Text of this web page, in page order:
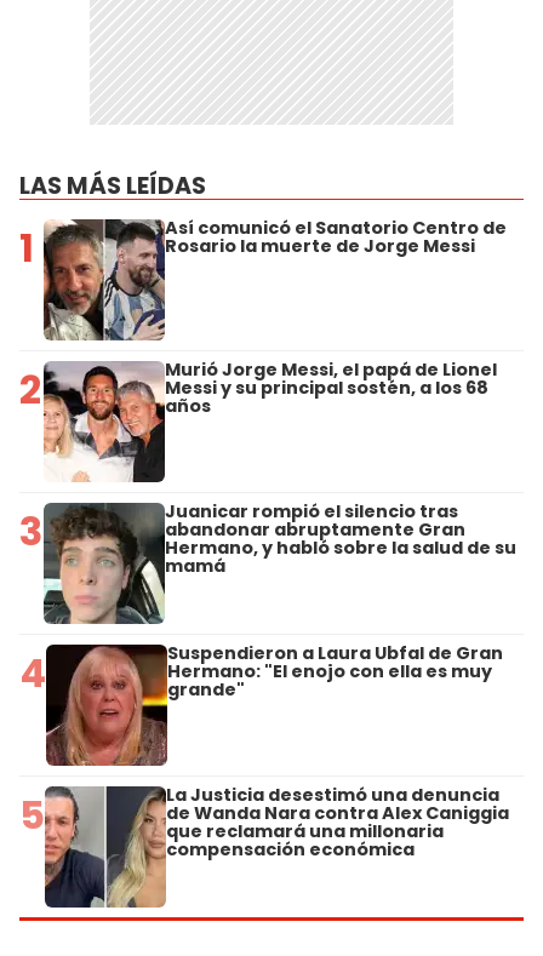
LAS MÁS LEÍDAS
1 Así comunicó el Sanatorio Centro de
Rosario la muerte de Jorge Messi
2 Murió Jorge Messi, el papá de Lionel
Messi y su principal sostén, a los 68
años
3 Juanicar rompió el silencio tras
abandonar abruptamente Gran
Hermano, y habló sobre la salud de su
mamá
4 Suspendieron a Laura Ubfal de Gran
Hermano: "El enojo con ella es muy
grande"
5 La Justicia desestimó una denuncia
de Wanda Nara contra Alex Caniggia
que reclamará una millonaria
compensación económica